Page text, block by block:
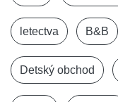
letectva B&B
Detský obchod